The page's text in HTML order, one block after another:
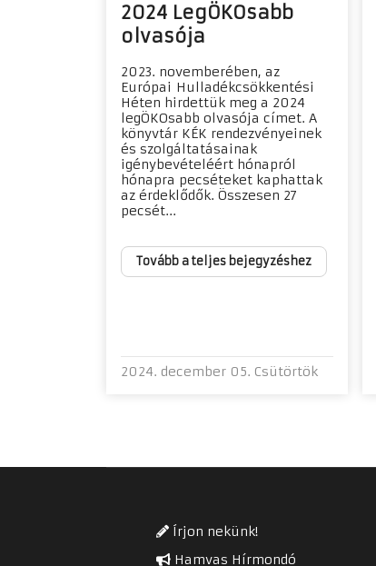
2024 LegÖKOsabb
olvasója
2023. novemberében, az
Európai Hulladékcsökkentési
Héten hirdettük meg a 2024
legÖKOsabb olvasója címet. A
könyvtár KÉK rendezvényeinek
és szolgáltatásainak
igénybevételéért hónapról
hónapra pecséteket kaphattak
az érdeklődők. Összesen 27
pecsét...
Tovább a teljes bejegyzéshez
2024. december 05. Csütörtök
Írjon nekünk!
Hamvas Hírmondó